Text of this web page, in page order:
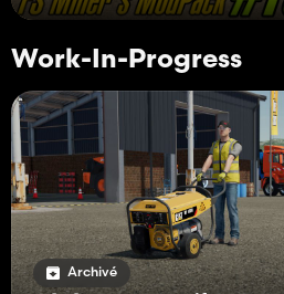
Work-In-Progress
Archivé